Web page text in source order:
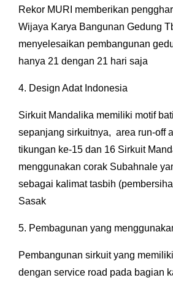
Rekor MURI memberikan
Wijaya Karya Bangunan Gedung
menyelesaikan pembangunan
hanya 21 dengan 21 hari saja
4. Design Adat Indonesia
Sirkuit Mandalika memiliki motif
sepanjang sirkuitnya, area run-off
tikungan ke-15 dan 16 Sirkuit
menggunakan corak Subahnale
sebagai kalimat tasbih
Sasak
5. Pembagunan yang
Pembangunan sirkuit yang
dengan service road pada bagian